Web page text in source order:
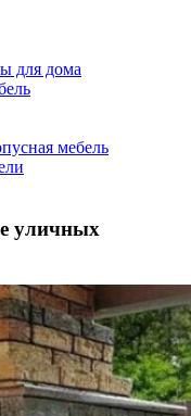
для дома
мебель
уличных